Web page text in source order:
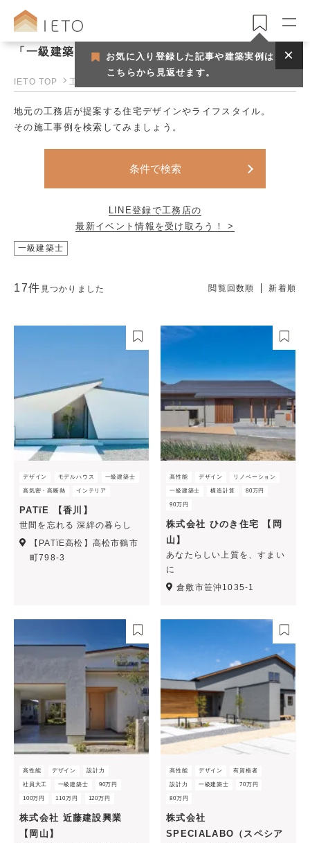
お気に入り登録した記事や建築実例は
こちらから見返せます。
「一級建築士」で見つける工務店一覧
IETO TOP 工務店一覧
地元の工務店が提案する住宅デザインやライフスタイル。
その施工事例を検索してみましょう。
条件で検索
LINE登録で工務店の
最新イベント情報を受け取ろう！ >
一級建築士
17件 見つかりました 閲覧回数順 新着順
デザイン モデルハウス 一級建築士
高気密・高断熱 インテリア
PATïE 【香川】
世間を忘れる 深絆の暮らし
【PATïE高松】高松市鶴市
町798-3
高性能 デザイン リノベーション
一級建築士 構造計算 80万円
90万円
株式会社 ひのき住宅 【岡
山】
あなたらしい上質を、すまい
に
倉敷市笹沖1035-1
高性能 デザイン 設計力
社員大工 一級建築士 90万円
100万円 110万円 120万円
株式会社 近藤建設興業
【岡山】
高性能 デザイン 有資格者
設計力 一級建築士 70万円
80万円
株式会社
SPECIALABO（スペシア